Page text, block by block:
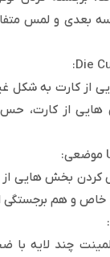
بعدی و لمس
از کارت به شکل
از کارت، حس
بخش هایی از
و هم برجستگی
چند لایه